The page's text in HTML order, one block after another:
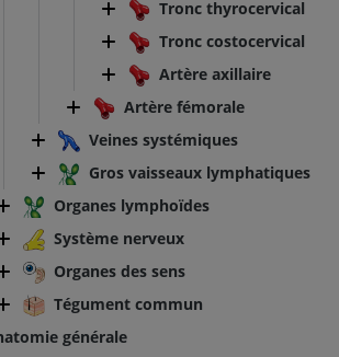
Tronc thyrocervical
Tronc costocervical
Artère axillaire
Artère fémorale
Veines systémiques
Gros vaisseaux lymphatiques
Organes lymphoïdes
Système nerveux
Organes des sens
Tégument commun
générale
Membre inférieur
Illustrations
PREMIUM
TDM de la cheville et du pied
TDM
PREMIUM